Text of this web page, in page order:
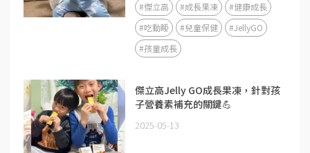
#傑立高 #成長果凍
#健康成長
#吃動睡
#兒童保健
#JellyGO
#孩童成長
傑立高Jelly GO成長果凍，針對孩
子營養素補充的關鍵💪
2025-05-13